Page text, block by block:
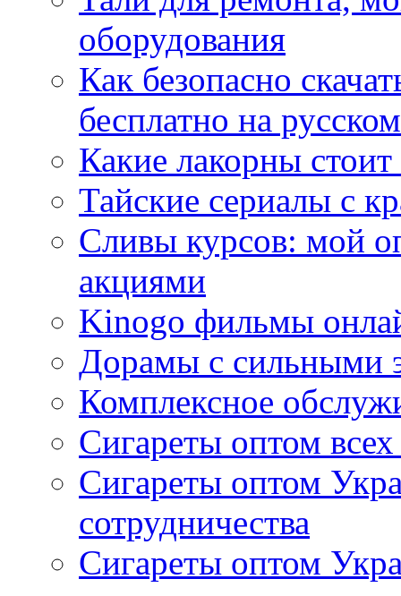
оборудования
Как безопасно
бесплатно на
Какие лакорны
Тайские сериалы с
Сливы курсов: мой
акциями
Kinogo фильмы
Дорамы с сильными
Комплексное
Сигареты оптом
Сигареты оптом
сотрудничества
Сигареты оптом